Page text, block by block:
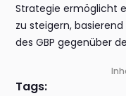
Strategie ermöglicht
zu steigern,
des GBP gegenüber
Tags: